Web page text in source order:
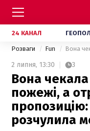
24 КАНАЛ
Розваги Fun
2 липня, 13:30 3
Вона
пожежі, а
пропозицію:
розчулила